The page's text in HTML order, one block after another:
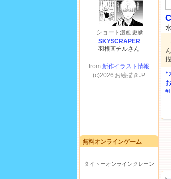
無料オンラインゲーム
タイトーオンラインクレーン
*